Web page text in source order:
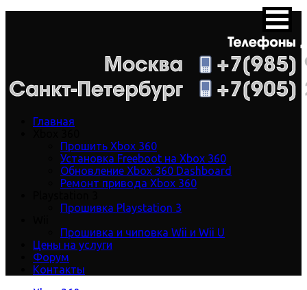
Главная
Прошить Xbox 360
Установка Freeboot на Xbox 360
Обновление Xbox 360 Dashboard
Ремонт привода Xbox 360
Прошивка Playstation 3
Прошивка и чиповка Wii и Wii U
Цены на услуги
Форум
Контакты